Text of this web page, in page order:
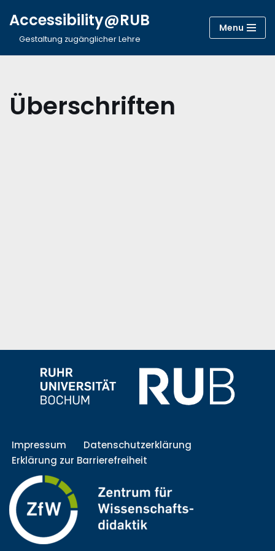
Accessibility@RUB
Gestaltung zugänglicher Lehre
Menu
Überschriften
Impressum
Datenschutzerklärung
Erklärung zur Barrierefreiheit